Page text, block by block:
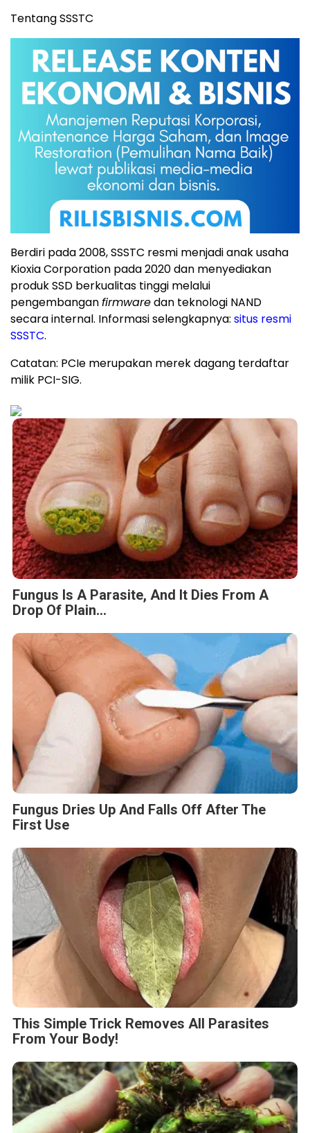
Tentang SSSTC
Berdiri pada 2008, SSSTC resmi menjadi anak usaha
Kioxia Corporation pada 2020 dan menyediakan
produk SSD berkualitas tinggi melalui
pengembanganfirmwaredan teknologi NAND
secara internal. Informasi selengkapnya: situs resmi
SSSTC.
Catatan: PCIe merupakan merek dagang terdaftar
milik PCI-SIG.
Fungus Is A Parasite, And It Dies From A
Drop Of Plain...
Fungus Dries Up And Falls Off After The
First Use
This Simple Trick Removes All Parasites
From Your Body!